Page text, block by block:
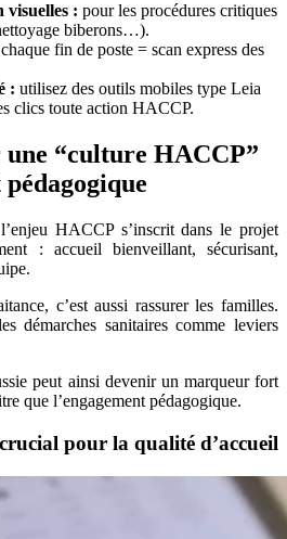
visuelles : pour les procédures critiques
biberons…).
chaque fin de poste = scan express des
: utilisez des outils mobiles type Leia
clics toute action HACCP.
“culture HACCP”
HACCP s’inscrit dans le projet
: accueil bienveillant, sécurisant,
c’est aussi rassurer les familles.
démarches sanitaires comme leviers
peut ainsi devenir un marqueur fort
que l’engagement pédagogique.
pour la qualité d’accueil